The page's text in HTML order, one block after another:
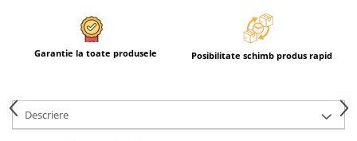
Garantie la toate produsele Posibilitate schimb produs rapid
Descriere